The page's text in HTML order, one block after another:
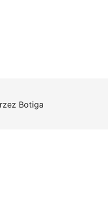
Botiga